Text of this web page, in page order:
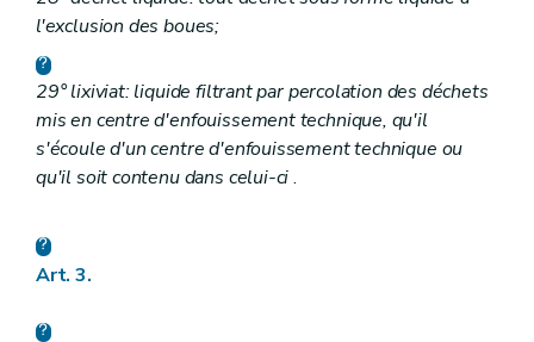
l'exclusion des boues;
29° lixiviat: liquide filtrant par percolation des déchets
mis en centre d'enfouissement technique, qu'il
s'écoule d'un centre d'enfouissement technique ou
qu'il soit contenu dans celui-ci.
Art. 3.